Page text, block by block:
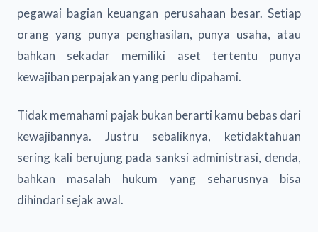
pegawai bagian keuangan perusahaan besar. Setiap
orang yang punya penghasilan, punya usaha, atau
bahkan sekadar memiliki aset tertentu punya
kewajiban perpajakan yang perlu dipahami.
Tidak memahami pajak bukan berarti kamu bebas dari
kewajibannya. Justru sebaliknya, ketidaktahuan
sering kali berujung pada sanksi administrasi, denda,
bahkan masalah hukum yang seharusnya bisa
dihindari sejak awal.